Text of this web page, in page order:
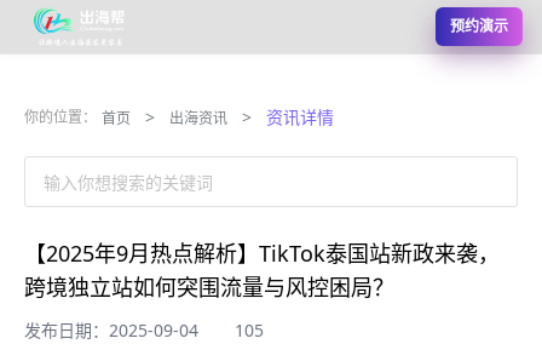
预约演示
你的位置： 首页 > 出海资讯 > 资讯详情
输入你想搜索的关键词
【2025年9月热点解析】TikTok泰国站新政来袭，
跨境独立站如何突围流量与风控困局？
发布日期：2025-09-04 105